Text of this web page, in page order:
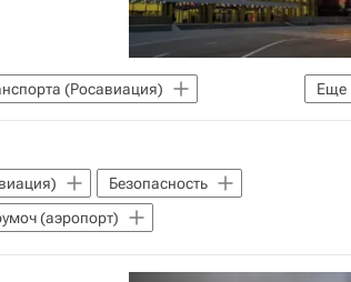
Еще
(Росавиация)
Безопасность
(аэропорт)